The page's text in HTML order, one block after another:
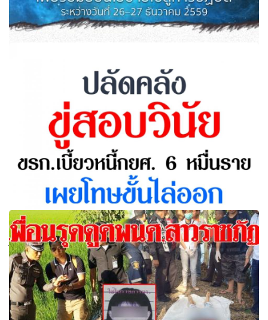
ดาวน์โหลด Powerpoint การประชุม ผอ.สพท.เพื่อรับมอบ
นโยบายไปสู่การปฏิบัติ
ปลัดคลังขู่สอบวินัย ขรก.เบี้ยวหนี้ กยศ. 6 หมื่นราย เผยโทษขั้น
ไล่ออก ถ้าหน่วยงานใดไม่ยอมหักเงินได้จะถูกลงโทษด้วย